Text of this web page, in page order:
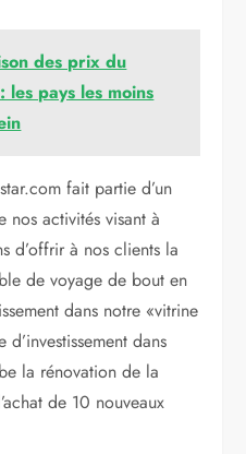
des prix du
pays les moins
fait partie d’un
nos activités visant à
d’offrir à nos clients la
de voyage de bout en
dans notre «vitrine
dans
la rénovation de la
de 10 nouveaux